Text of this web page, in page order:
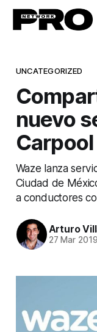
UNCATEGORIZED
nuevo
Carpool
Waze lanza
Ciudad de
a conductores
Arturo
27 Mar 2019